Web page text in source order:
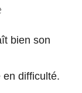
bien son
en difficulté.